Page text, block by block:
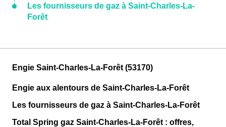
Les fournisseurs de gaz à Saint-Charles-La-
Forêt
Engie Saint-Charles-La-Forêt (53170)
Engie aux alentours de Saint-Charles-La-Forêt
Les fournisseurs de gaz à Saint-Charles-La-Forêt
Total Spring gaz Saint-Charles-La-Forêt : offres,